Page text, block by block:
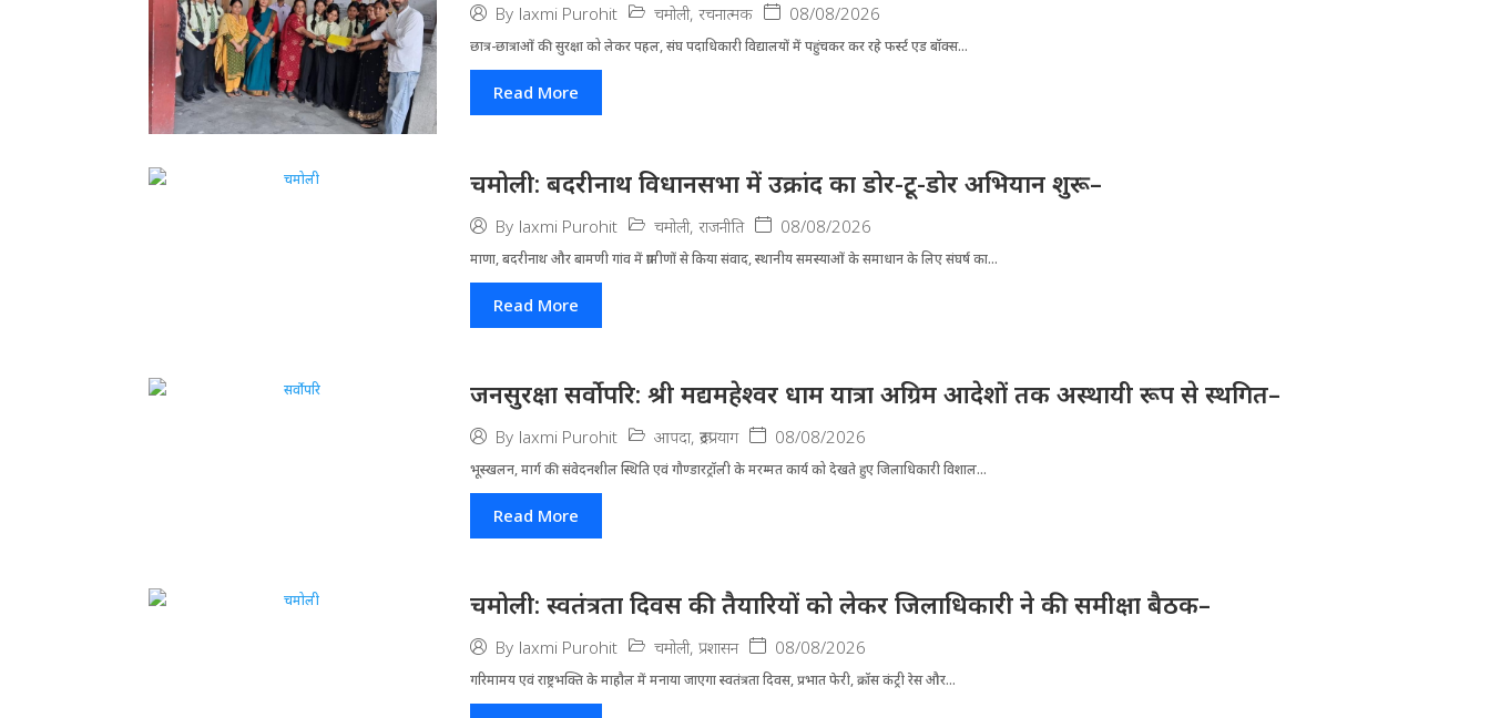
By laxmi Purohit चमोली, रचनात्मक 08/08/2026
छात्र-छात्राओं की सुरक्षा को लेकर पहल, संघ पदाधिकारी विद्यालयों में पहुंचकर कर रहे फर्स्ट एड बॉक्स...
Read More
चमोली: बदरीनाथ विधानसभा में उक्रांद का डोर-टू-डोर अभियान शुरू–
By laxmi Purohit चमोली, राजनीति 08/08/2026
माणा, बदरीनाथ और बामणी गांव में ग्रामीणों से किया संवाद, स्थानीय समस्याओं के समाधान के लिए संघर्ष का...
Read More
जनसुरक्षा सर्वोपरि: श्री मद्यमहेश्वर धाम यात्रा अग्रिम आदेशों तक अस्थायी रूप से स्थगित–
By laxmi Purohit आपदा, रूद्रप्रयाग 08/08/2026
भूस्खलन, मार्ग की संवेदनशील स्थिति एवं गौण्डारट्रॉली के मरम्मत कार्य को देखते हुए जिलाधिकारी विशाल...
Read More
चमोली: स्वतंत्रता दिवस की तैयारियों को लेकर जिलाधिकारी ने की समीक्षा बैठक–
By laxmi Purohit चमोली, प्रशासन 08/08/2026
गरिमामय एवं राष्ट्रभक्ति के माहौल में मनाया जाएगा स्वतंत्रता दिवस, प्रभात फेरी, क्रॉस कंट्री रेस और...